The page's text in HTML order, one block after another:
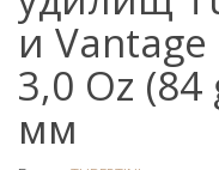
и
3,0 Oz
мм